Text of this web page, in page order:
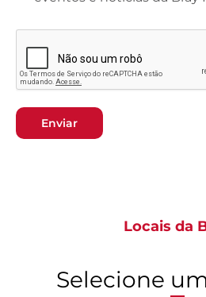
Enviar
Locais da
Selecione